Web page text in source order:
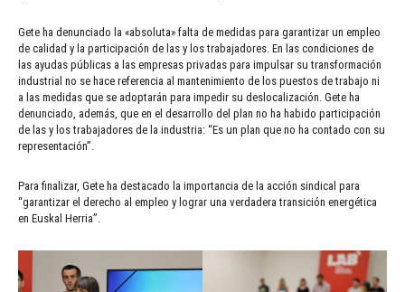
Gete ha denunciado la «absoluta» falta de medidas para garantizar un empleo
de calidad y la participación de las y los trabajadores. En las condiciones de
las ayudas públicas a las empresas privadas para impulsar su transformación
industrial no se hace referencia al mantenimiento de los puestos de trabajo ni
a las medidas que se adoptarán para impedir su deslocalización. Gete ha
denunciado, además, que en el desarrollo del plan no ha habido participación
de las y los trabajadores de la industria: “Es un plan que no ha contado con su
representación”.
Para finalizar, Gete ha destacado la importancia de la acción sindical para
“garantizar el derecho al empleo y lograr una verdadera transición energética
en Euskal Herria”.